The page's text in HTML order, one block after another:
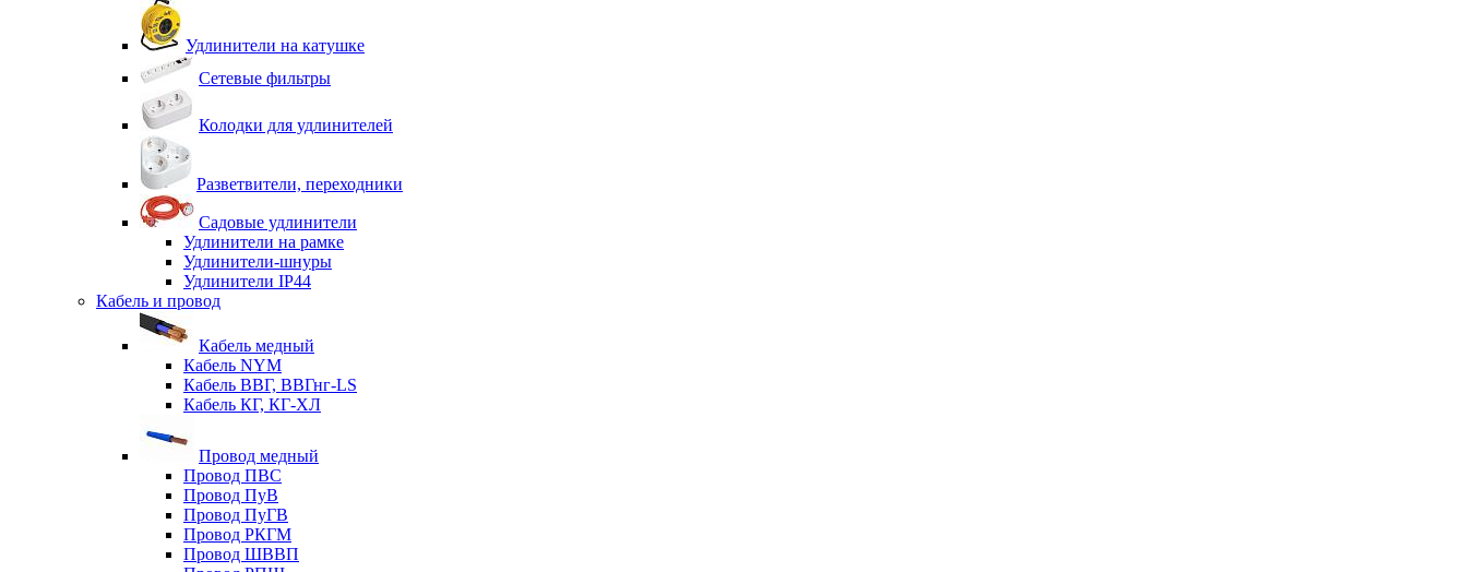
Удлинители на катушке
Сетевые фильтры
Колодки для удлинителей
Разветвители, переходники
Садовые удлинители
Удлинители на рамке
Удлинители-шнуры
Удлинители IP44
Кабель и провод
Кабель медный
Кабель NYM
Кабель ВВГ, ВВГнг-LS
Кабель КГ, КГ-ХЛ
Провод медный
Провод ПВС
Провод ПуВ
Провод ПуГВ
Провод РКГМ
Провод ШВВП